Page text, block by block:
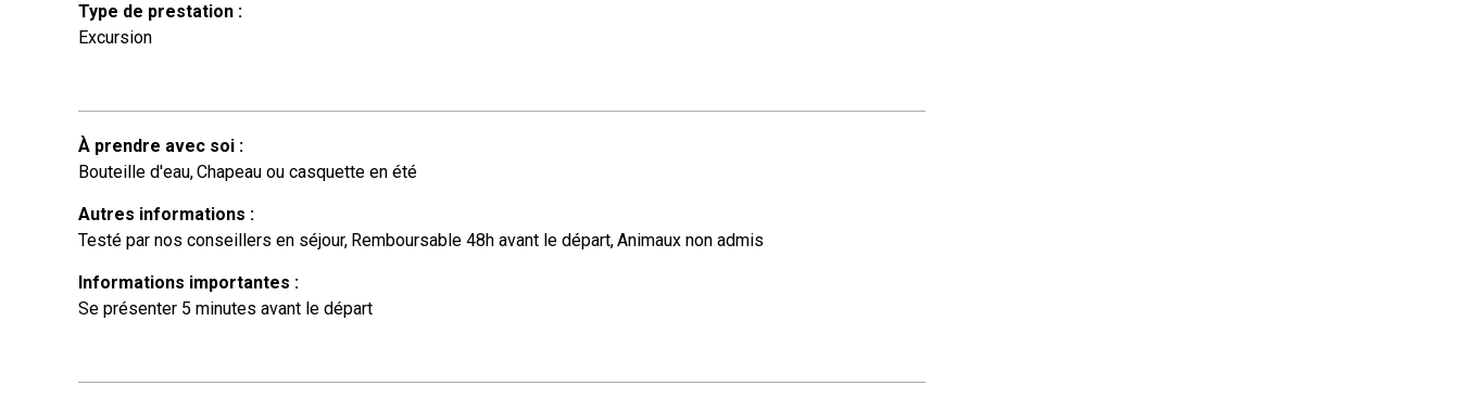
Type de prestation :
Excursion
À prendre avec soi :
Bouteille d'eau Chapeau ou casquette en été
Autres informations :
Testé par nos conseillers en séjour Remboursable 48h avant le départ Animaux non admis
Informations importantes :
Se présenter 5 minutes avant le départ